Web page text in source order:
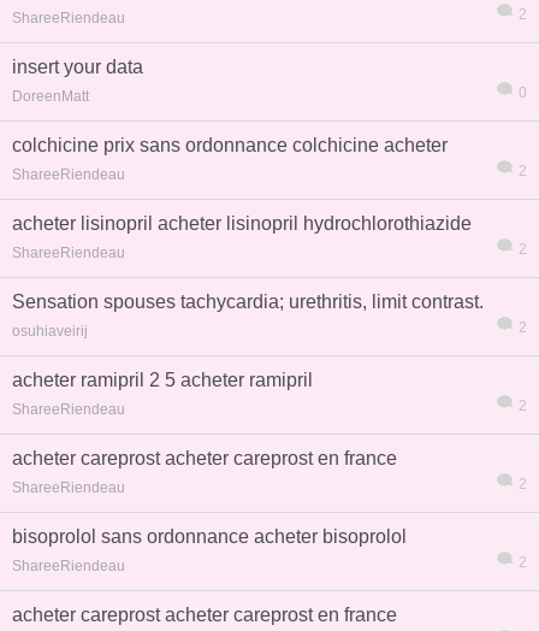
ShareeRiendeau 2
insert your data
DoreenMatt 0
colchicine prix sans ordonnance colchicine acheter
ShareeRiendeau 2
acheter lisinopril acheter lisinopril hydrochlorothiazide
ShareeRiendeau 2
Sensation spouses tachycardia; urethritis, limit contrast.
osuhiaveirij 2
acheter ramipril 2 5 acheter ramipril
ShareeRiendeau 2
acheter careprost acheter careprost en france
ShareeRiendeau 2
bisoprolol sans ordonnance acheter bisoprolol
ShareeRiendeau 2
acheter careprost acheter careprost en france